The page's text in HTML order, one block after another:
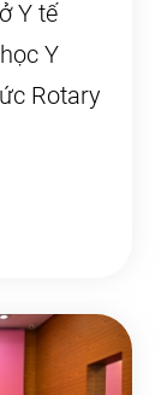
Y tế
Y
Rotary